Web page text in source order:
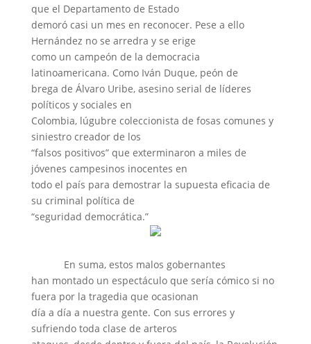
que el Departamento de Estado
demoró casi un mes en reconocer. Pese a ello
Hernández no se arredra y se erige
como un campeón de la democracia
latinoamericana. Como Iván Duque, peón de
brega de Álvaro Uribe, asesino serial de líderes
políticos y sociales en
Colombia, lúgubre coleccionista de fosas comunes y
siniestro creador de los
“falsos positivos” que exterminaron a miles de
jóvenes campesinos inocentes en
todo el país para demostrar la supuesta eficacia de
su criminal política de
“seguridad democrática.”
En suma, estos malos gobernantes
han montado un espectáculo que sería cómico si no
fuera por la tragedia que ocasionan
día a día a nuestra gente. Con sus errores y
sufriendo toda clase de arteros